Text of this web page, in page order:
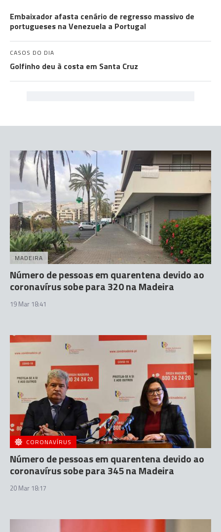
Embaixador afasta cenário de regresso massivo de
portugueses na Venezuela a Portugal
CASOS DO DIA
Golfinho deu à costa em Santa Cruz
MADEIRA
Número de pessoas em quarentena devido ao
coronavírus sobe para 320 na Madeira
19 Mar 18:41
CORONAVÍRUS
Número de pessoas em quarentena devido ao
coronavírus sobe para 345 na Madeira
20 Mar 18:17